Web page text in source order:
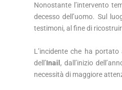
Nonostante l’intervento
decesso dell’uomo. Sul
testimoni, al fine di
L’incidente che ha
dell’Inail, dall’inizio
necessità di maggiore